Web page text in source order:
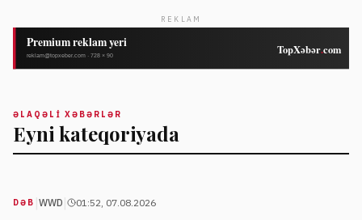
REKLAM
ƏLAQƏLI XƏBƏRLƏR
Eyni kateqoriyada
DƏB WWD 01:52, 07.08.2026